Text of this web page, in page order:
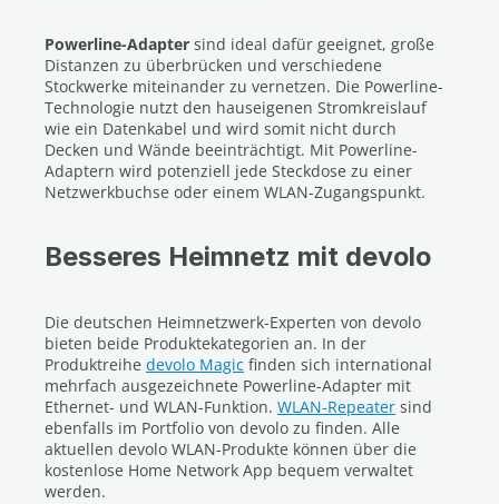
Powerline-Adapter sind ideal dafür geeignet, große
Distanzen zu überbrücken und verschiedene
Stockwerke miteinander zu vernetzen. Die Powerline-
Technologie nutzt den hauseigenen Stromkreislauf
wie ein Datenkabel und wird somit nicht durch
Decken und Wände beeinträchtigt. Mit Powerline-
Adaptern wird potenziell jede Steckdose zu einer
Netzwerkbuchse oder einem WLAN-Zugangspunkt.
Besseres Heimnetz mit devolo
Die deutschen Heimnetzwerk-Experten von devolo
bieten beide Produktekategorien an. In der
Produktreihe devolo Magic finden sich international
mehrfach ausgezeichnete Powerline-Adapter mit
Ethernet- und WLAN-Funktion. WLAN-Repeater sind
ebenfalls im Portfolio von devolo zu finden. Alle
aktuellen devolo WLAN-Produkte können über die
kostenlose Home Network App bequem verwaltet
werden.